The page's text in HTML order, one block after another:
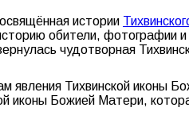
истории
обители, фотографии и
чудотворная
явления Тихвинской иконы
Божией Матери,